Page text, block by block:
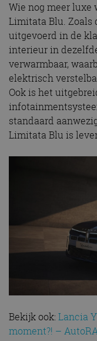
Wie nog meer luxe
Limitata Blu. Zoals
uitgevoerd in de
interieur in
verwarmbaar,
elektrisch
Ook is het
standaard
Limitata Blu is
Bekijk ook: Lancia
moment?! –